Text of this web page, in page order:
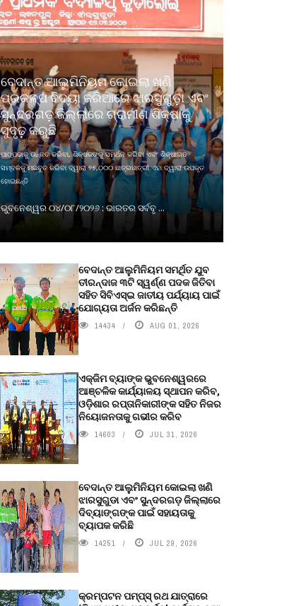
ବେଦାନ୍ତ ଆଲୁମିନିୟମ କୋଇଲା ଖଣି
ପ୍ରକଳ୍ପ ବିଦ୍ୟା ଜରିଆରେ ଝାରସୁଗୁଡ଼ା ଏବଂ
ସୁନ୍ଦରଗଡ଼ ଜିଲ୍ଲାରେ ଗ୍ରାମୀଣ ଶିକ୍ଷାକୁ
ସୁଦୃଢ଼ କରୁଛି
ପାଠପଢାକୁ ଉନ୍ନତ କରିବା, ଶିକ୍ଷକଙ୍କୁ ସମର୍ଥନ କରିବା ଏବଂ ଶିକ୍ଷାଗତ
ସମ୍ବଳକୁ ମଜବୁତ କରିବା ଦ୍ୱାରା ୨୫,୦୦୦ ଛାତ୍ରଛାତ୍ରୀ ଏହା ଦ୍ୱାରା ଉପକୃତ
ହୋଇଛନ୍ତି
ଭୁବନେଶ୍ୱର ୦୪/୦୮/୨୦୨୬ : ଭାରତର ସର୍ବବୃ ...
ବେଦାନ୍ତ ଆଲୁମିନିୟମ ସମର୍ଥିତ ଯୁବ
ତୀରନ୍ଦାଜ ୩ଟି ସ୍ୱର୍ଣ୍ଣ ପଦକ ଜିତିବା
ସହିତ ସିବିଏସ୍ଇ ଜାତୀୟ ପର୍ଯ୍ୟାୟ ପାଇଁ
ଯୋଗ୍ୟତା ଅର୍ଜନ କରିଛନ୍ତି
14434 AUG 01, 2026
ଏକ୍ଜିମ ବ୍ୟାଙ୍କ ଭୁବନେଶ୍ୱରରେ
ଆଞ୍ଚଳିକ କାର୍ଯ୍ୟାଳୟ ସ୍ଥାପନ କରିବ,
ଓଡ଼ିଶାର ରପ୍ତାନିକାରୀଙ୍କ ସହିତ ନିଜର
ନିୟୋଜନତାକୁ ଗଭୀର କରିବ
14603 JUL 31, 2026
ବେଦାନ୍ତ ଆଲୁମିନିୟମ କୋଇଲା ଖଣି
ଝାରସୁଗୁଡା ଏବଂ ସୁନ୍ଦରଗଡ଼ ଜିଲ୍ଲାରେ
ଦିବ୍ୟାଙ୍ଗଙ୍କ ପାଇଁ ସହାୟତାକୁ
ବ୍ୟାପକ କରିଛି
14251 JUL 29, 2026
କ୍ରମ୍ପଟନ ପମ୍ପ୍‌ସ୍‌ ରଥ ଯାତ୍ରାରେ